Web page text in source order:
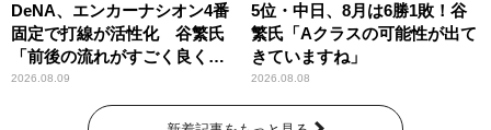
DeNA、エンカーナシオン4番
固定で打線が活性化 谷繁氏
「前後の流れがすごく良くな
りましたね」
2026.08.09
5位・中日、8月は6勝1敗！谷
繁氏「Aクラスの可能性が出て
きていますね」
2026.08.08